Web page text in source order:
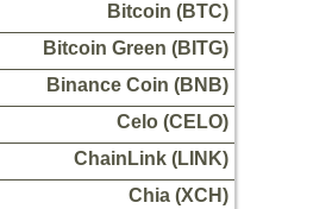
Bitcoin (BTC)
Bitcoin Green (BITG)
Binance Coin (BNB)
Celo (CELO)
ChainLink (LINK)
Chia (XCH)